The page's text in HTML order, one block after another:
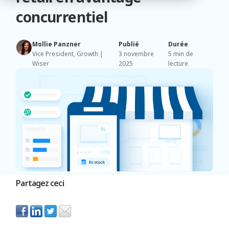
concurrentiel
Mollie Panzner
Vice President, Growth |
Wiser
Publié
3 novembre
2025
Durée
5 min de
lecture
Partagez ceci